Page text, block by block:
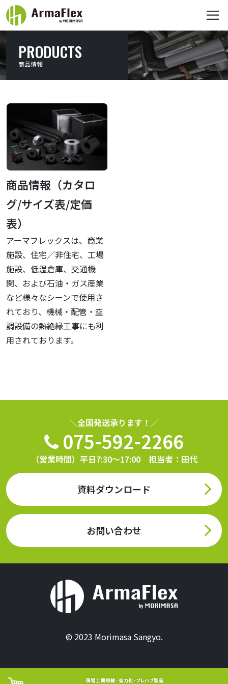
PRODUCTS
商品情報
商品情報（カタロ
グ/サイズ表/定価
表）
アーマフレックスは、商業
施設、住宅／非住宅、工場
施設、低温倉庫、交通機
関、および石油・ガス産業
など様々なシーンで使用さ
れており、機械・配管・空
調設備の熱絶縁工事にも利
用されております。
＼全国発送承ります！／
075-592-2266
（営業時間）平日7:30～17:00 担当者：田代
資料ダウンロード
お問い合わせ
© 2023 Morimasa Sangyo.